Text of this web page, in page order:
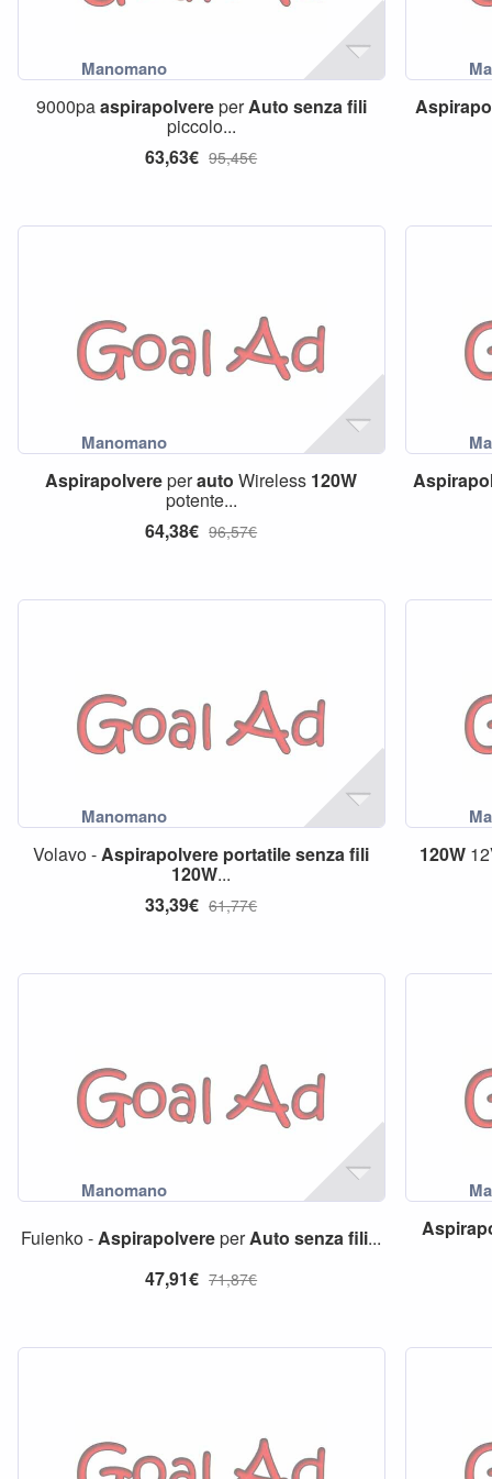
9000paaspirapolvereperAuto senzafili
piccolo...
63,63€ 95,45€
Aspirapolvereperauto Wireless 120W
potente...
64,38€ 96,57€
Volavo -Aspirapolvere portatilesenzafili
120W...
33,39€ 61,77€
120W
Fuienko -AspirapolvereperAuto senzafili...
47,91€ 71,87€